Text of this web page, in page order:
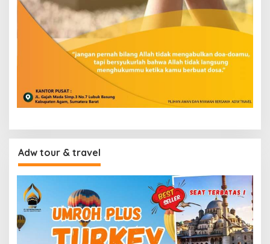
Adw tour & travel